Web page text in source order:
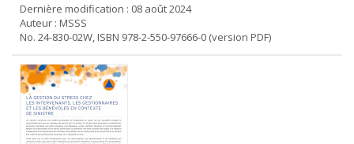
Dernière modification : 08 août 2024
Auteur : MSSS
No. 24-830-02W, ISBN 978-2-550-97666-0 (version PDF)